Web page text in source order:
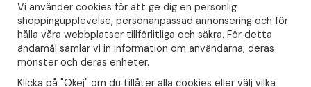
Såklart skall du ta del av våra bästa erbjudanden & nyheter!
Din mail kommer endast användas till våra nyhetsbrev.
Vi använder cookies för att ge dig en personlig
shoppingupplevelse, personanpassad annonsering och för
hålla våra webbplatser tillförlitliga och säkra. För detta
ändamål samlar vi in information om användarna, deras
mönster och deras enheter.
Klicka på "Okej" om du tillåter alla cookies eller välj vilka